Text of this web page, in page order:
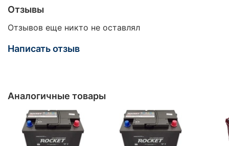
Отзывы
Отзывов еще никто не оставлял
Написать отзыв
Аналогичные товары